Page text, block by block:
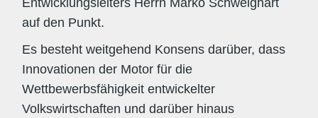
auf den Punkt.
Es besteht weitgehend Konsens darüber, dass
Innovationen der Motor für die
Wettbewerbsfähigkeit entwickelter
Volkswirtschaften und darüber hinaus